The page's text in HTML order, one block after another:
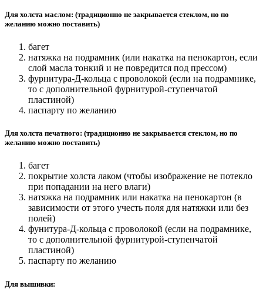
Для холста маслом: (традиционно не закрывается стеклом, но по
желанию можно поставить)
багет
натяжка на подрамник (или накатка на пенокартон, если
слой масла тонкий и не повредится под прессом)
фурнитура-Д-кольца с проволокой (если на подрамнике,
то с дополнительной фурнитурой-ступенчатой
пластиной)
паспарту по желанию
Для холста печатного: (традиционно не закрывается стеклом, но по
желанию можно поставить)
багет
покрытие холста лаком (чтобы изображение не потекло
при попадании на него влаги)
натяжка на подрамник или накатка на пенокартон (в
зависимости от этого учесть поля для натяжки или без
полей)
фунитура-Д-кольца с проволокой (если на подрамнике,
то с дополнительной фурнитурой-ступенчатой
пластиной)
паспарту по желанию
Для вышивки: